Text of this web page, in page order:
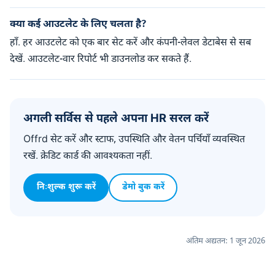
क्या कई आउटलेट के लिए चलता है?
हाँ. हर आउटलेट को एक बार सेट करें और कंपनी-लेवल डेटाबेस से सब
देखें. आउटलेट-वार रिपोर्ट भी डाउनलोड कर सकते हैं.
अगली सर्विस से पहले अपना HR सरल करें
Offrd सेट करें और स्टाफ, उपस्थिति और वेतन पर्चियाँ व्यवस्थित
रखें. क्रेडिट कार्ड की आवश्यकता नहीं.
निःशुल्क शुरू करें डेमो बुक करें
अंतिम अद्यतन: 1 जून 2026